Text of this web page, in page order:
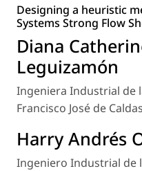
Designing a heuristic
Systems Strong Flow
Diana
Leguizamón
Ingeniera Industrial de
Francisco José de
Harry Andrés
Ingeniero Industrial de